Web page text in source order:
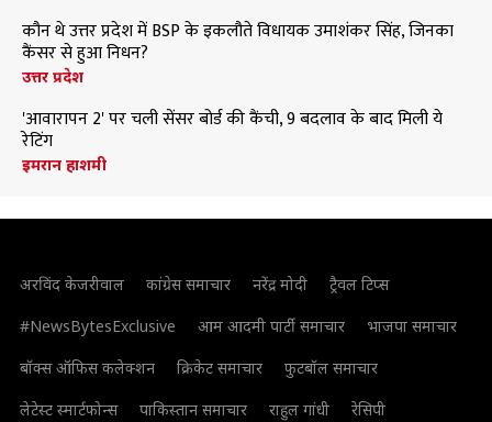
कौन थे उत्तर प्रदेश में BSP के इकलौते विधायक उमाशंकर सिंह, जिनका
कैंसर से हुआ निधन?
उत्तर प्रदेश
'आवारापन 2' पर चली सेंसर बोर्ड की कैंची, 9 बदलाव के बाद मिली ये
रेटिंग
इमरान हाशमी
अरविंद केजरीवाल कांग्रेस समाचार नरेंद्र मोदी
ट्रैवल टिप्स
#NewsBytesExclusive
आम आदमी पार्टी समाचार
भाजपा समाचार
बॉक्स ऑफिस कलेक्शन
क्रिकेट समाचार
फुटबॉल समाचार
लेटेस्ट स्मार्टफोन्स
पाकिस्तान समाचार राहुल गांधी रेसिपी